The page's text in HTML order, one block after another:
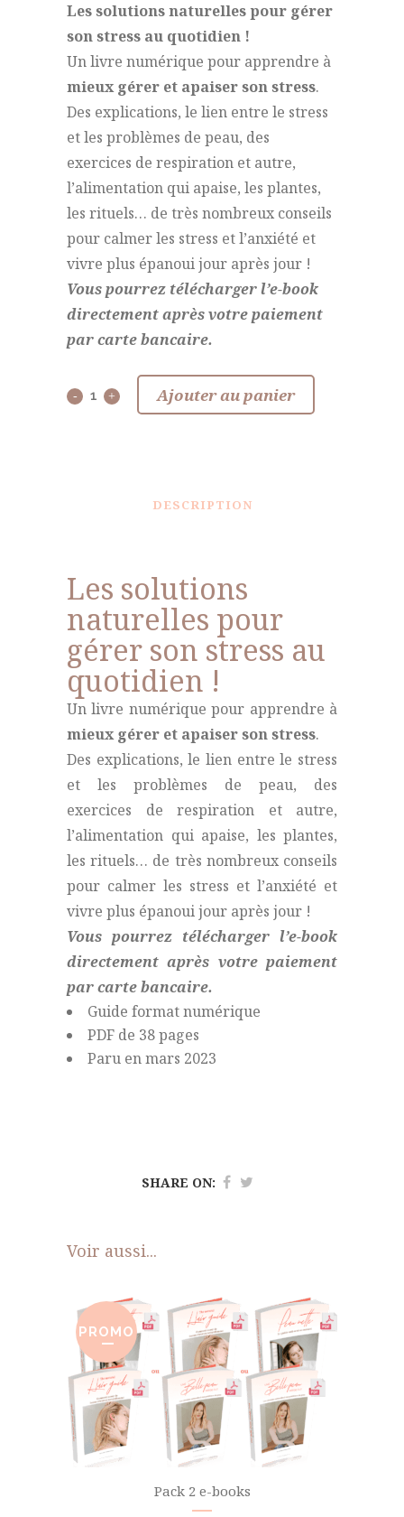
Les solutions naturelles pour gérer
son stress au quotidien !
Un livre numérique pour apprendre à
mieux gérer et apaiser son stress.
Des explications, le lien entre le stress
et les problèmes de peau, des
exercices de respiration et autre,
l’alimentation qui apaise, les plantes,
les rituels… de très nombreux conseils
pour calmer les stress et l’anxiété et
vivre plus épanoui jour après jour !
Vous pourrez télécharger l’e-book
directement après votre paiement
par carte bancaire.
Ajouter au panier
DESCRIPTION
Les solutions
naturelles pour
gérer son stress au
quotidien !
Un livre numérique pour apprendre à
mieux gérer et apaiser son stress.
Des explications, le lien entre le stress
et les problèmes de peau, des
exercices de respiration et autre,
l’alimentation qui apaise, les plantes,
les rituels… de très nombreux conseils
pour calmer les stress et l’anxiété et
vivre plus épanoui jour après jour !
Vous pourrez télécharger l’e-book
directement après votre paiement
par carte bancaire.
Guide format numérique
PDF de 38 pages
Paru en mars 2023
SHARE ON:
Voir aussi...
PROMO
Pack 2 e-books